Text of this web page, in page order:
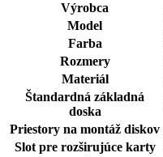
Výrobca
Model
Farba
Rozmery
Materiál
Štandardná základná
doska
Priestory na montáž diskov
Slot pre rozširujúce karty